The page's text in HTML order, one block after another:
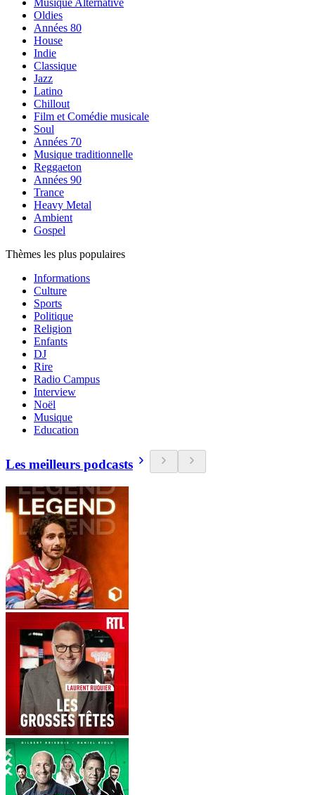
Musique Alternative
Oldies
Années 80
House
Indie
Classique
Jazz
Latino
Chillout
Film et Comédie musicale
Soul
Années 70
Musique traditionnelle
Reggaeton
Années 90
Trance
Heavy Metal
Ambient
Gospel
Thèmes les plus populaires
Informations
Culture
Sports
Politique
Religion
Enfants
DJ
Rire
Radio Campus
Interview
Noël
Musique
Education
Les meilleurs podcasts